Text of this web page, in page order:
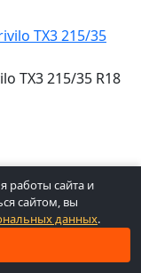
TX3 215/35 R18
работы сайта и
сайтом, вы
данных.